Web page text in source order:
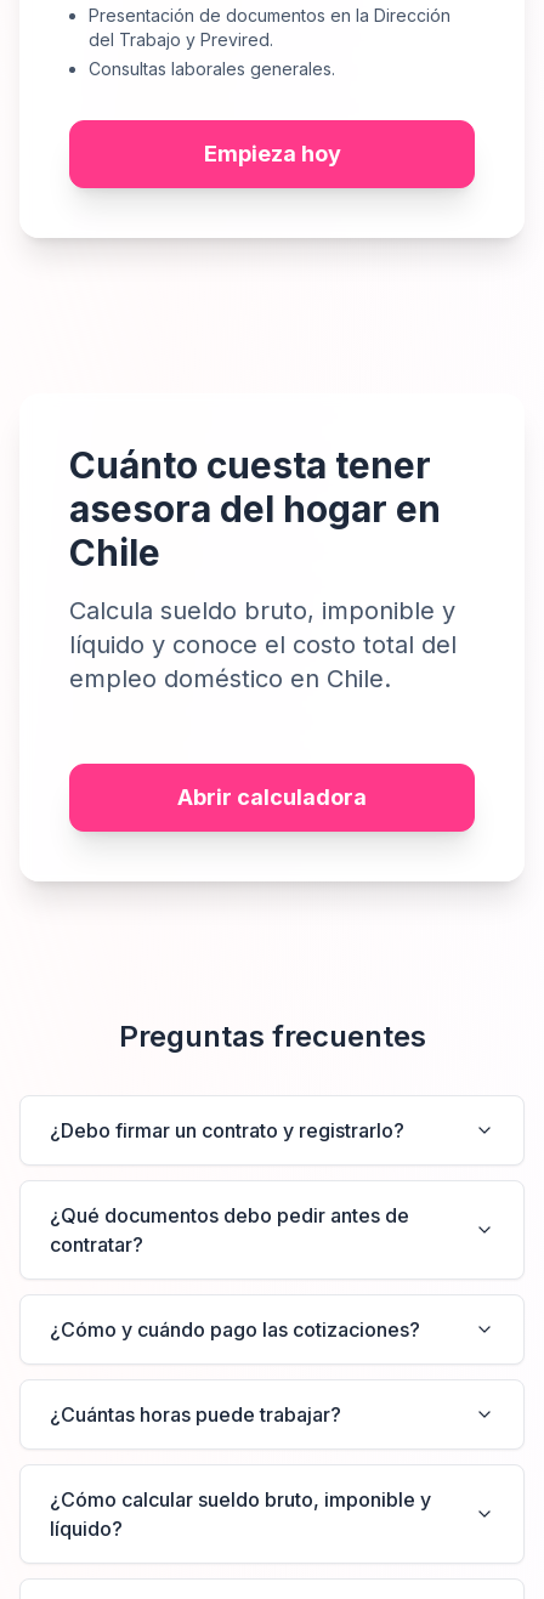
Presentación de documentos en la Dirección
del Trabajo y Previred.
Consultas laborales generales.
Empieza hoy
Cuánto cuesta tener
asesora del hogar en
Chile
Calcula sueldo bruto, imponible y
líquido y conoce el costo total del
empleo doméstico en Chile.
Abrir calculadora
Preguntas frecuentes
¿Debo firmar un contrato y registrarlo?
¿Qué documentos debo pedir antes de
contratar?
¿Cómo y cuándo pago las cotizaciones?
¿Cuántas horas puede trabajar?
¿Cómo calcular sueldo bruto, imponible y
líquido?